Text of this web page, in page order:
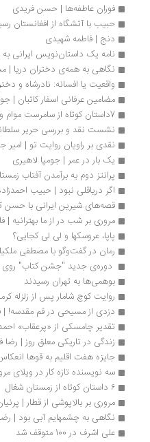
فوران عاطفه‌ها | حسن فریدی
حبیب با آتشگاه از افغانستان رسید
دنج | فاطمه شهیدی
نامه یک داستان‌نویس ایرانی به یک
نگاهی به همه‌ی دختران دریا | مسعود
واقعیت یا افسانه‌: نادرشاه و دختر کولی
مضامین عرفانی اسفار کاتبان | جواد
نشست نقد و بررسی حریر سلطانی
نقدی بر راویان روایت تو | امیر جلالی
یک بار در عمر | جومپا لاهیری
پرانتز دوم به برآمدن آفتاب زمستانی
اگر دریاقلی نبود | حبیب احمدزاده
قصه‌های شیرین ایرانی با حسن کچل برای
مروری بر شب در از ما بهترانیه | فاطمه
پاپا، عروسکها و لی لی کجایی؟
رمان در گفت‌وگو با مصطفی ملکیان
دوره‌ی جدید "جشن کتاب" روی دکه
بوهمی‌ها به تهران رسیدند
روایت کوچ شامار پس از زلزله کرمانشاه
دزدی از مسیحی در قم مقدسه! | فیلم
تقدیر چامسکی از «پرعقاب» احمدزاده
زندگی در تاریکی معلق روز | رضا فکری
جایزه هفت اقلیم به قوها انعکاس
سه نویسنده تازه کار در ویلای مروارید
مروری بر بالاپوشی از قطار | پرنیان
نگاهی به چشمهایم آبی بود | رضا عامری
علی اشرف در 100 متوقف شد